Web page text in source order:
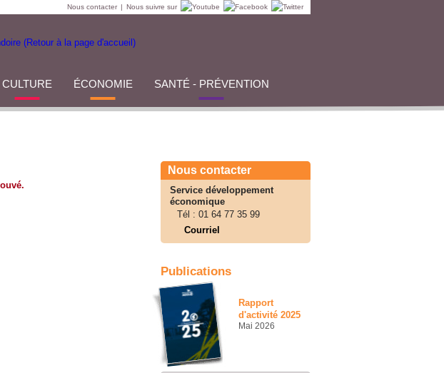
Nous contacter | Nous suivre sur
CULTURE ÉCONOMIE SANTÉ - PRÉVENTION
Nous contacter
Service développement
économique
Tél : 01 64 77 35 99
Courriel
Publications
Rapport
d'activité 2025
Mai 2026